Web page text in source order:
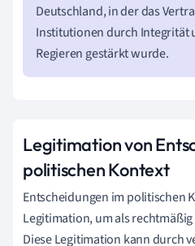
Deutschland, in der das
Institutionen durch Integrität
Regieren gestärkt wurde.
Legitimation von
politischen Kontext
Entscheidungen im politischen
Legitimation, um als
Diese Legitimation kann durch